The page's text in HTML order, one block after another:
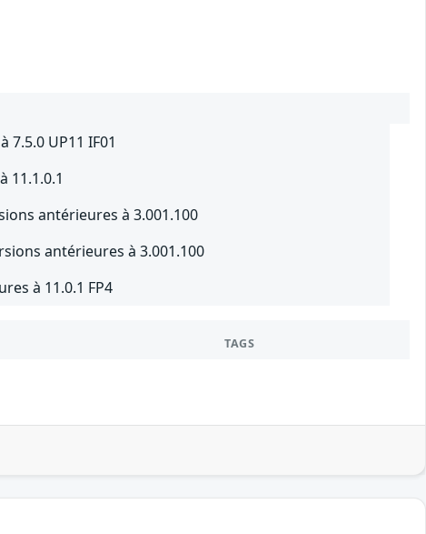
7.5.0 UP11 IF01
11.1.0.1
antérieures à 3.001.100
antérieures à 3.001.100
à 11.0.1 FP4
TAGS